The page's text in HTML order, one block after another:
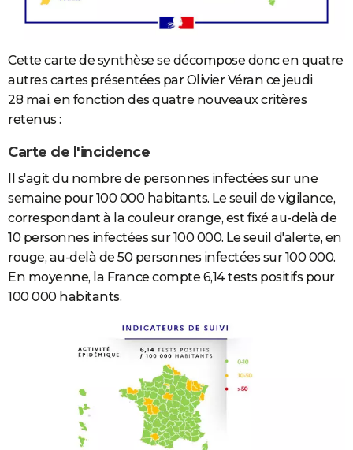
Cette carte de synthèse se décompose donc en quatre
autres cartes présentées par Olivier Véran ce jeudi
28 mai, en fonction des quatre nouveaux critères
retenus :
Carte de l'incidence
Il s'agit du nombre de personnes infectées sur une
semaine pour 100 000 habitants. Le seuil de vigilance,
correspondant à la couleur orange, est fixé au-delà de
10 personnes infectées sur 100 000. Le seuil d'alerte, en
rouge, au-delà de 50 personnes infectées sur 100 000.
En moyenne, la France compte 6,14 tests positifs pour
100 000 habitants.